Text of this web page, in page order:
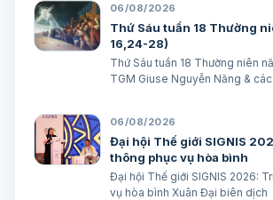
06/08/2026
Thứ Sáu tuần 18 Thường
16,24-28)
Thứ Sáu tuần 18 Thường niên
TGM Giuse Nguyễn Năng &
6-7 “Khốn cho thành khát má…
06/08/2026
Đại hội Thế giới SIGNIS
thông phục vụ hòa bình
Đại hội Thế giới SIGNIS 2026:
vụ hòa bình Xuân Đại biên dịch